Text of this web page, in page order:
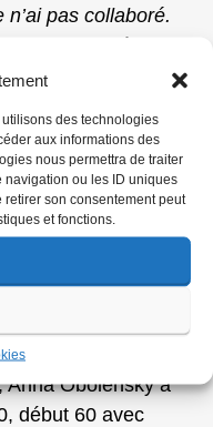
des technologies
aux informations des
nous permettra de traiter
navigation ou les ID uniques
son consentement peut
et fonctions.
pas collaboré.
je suis resté
l’a
une nouvelle
«Exact» se
il y avait aussi
Paireault» précise-
devait
n’ai jamais su si
blague».
Anna Obolensky a
début 60 avec